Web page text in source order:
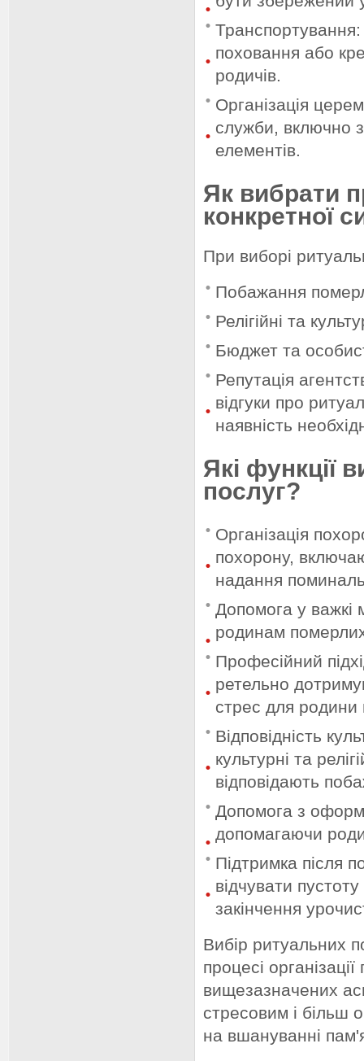
поховання або
родичів.
Організація
служби, включно з
елементів.
Як вибрати
конкретної
При виборі
Побажання
Релігійні та
Бюджет та
Репутація
відгуки про
наявність
Які функції
послуг?
Організація
похорону,
надання
Допомога у важкі
родинам
Професійний
ретельно
стрес для родини
Відповідність
культурні та
відповідають
Допомога з
допомагаючи
Підтримка після
відчувати
закінчення
Вибір ритуальних
процесі
вищезазначених
стресовим і більш
на вшануванні